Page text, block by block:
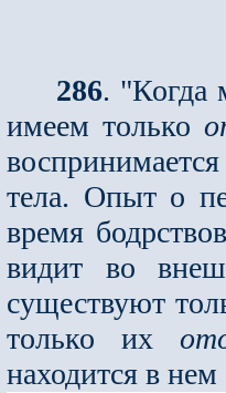
286. "Когда
имеем только
тела. Опыт о
время
видит во
существуют
только их
находится в